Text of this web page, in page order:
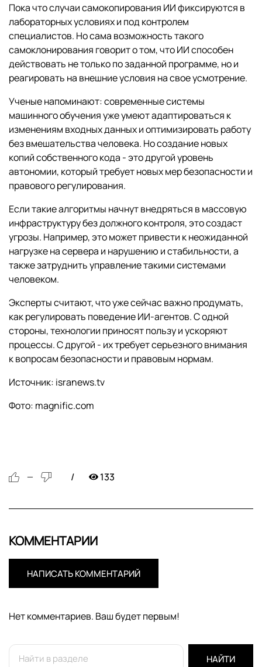
Пока что случаи самокопирования ИИ фиксируются в
лабораторных условиях и под контролем
специалистов. Но сама возможность такого
самоклонирования говорит о том, что ИИ способен
действовать не только по заданной программе, но и
реагировать на внешние условия на свое усмотрение.
Ученые напоминают: современные системы
машинного обучения уже умеют адаптироваться к
изменениям входных данных и оптимизировать работу
без вмешательства человека. Но создание новых
копий собственного кода - это другой уровень
автономии, который требует новых мер безопасности и
правового регулирования.
Если такие алгоритмы начнут внедряться в массовую
инфраструктуру без должного контроля, это создаст
угрозы. Например, это может привести к неожиданной
нагрузке на сервера и нарушению и стабильности, а
также затруднить управление такими системами
человеком.
Эксперты считают, что уже сейчас важно продумать,
как регулировать поведение ИИ-агентов. С одной
стороны, технологии приносят пользу и ускоряют
процессы. С другой - их требует серьезного внимания
к вопросам безопасности и правовым нормам.
Источник: isranews.tv
Фото: magnific.com
— 133
КОММЕНТАРИИ
НАПИСАТЬ КОММЕНТАРИЙ
Нет комментариев. Ваш будет первым!
НАЙТИ